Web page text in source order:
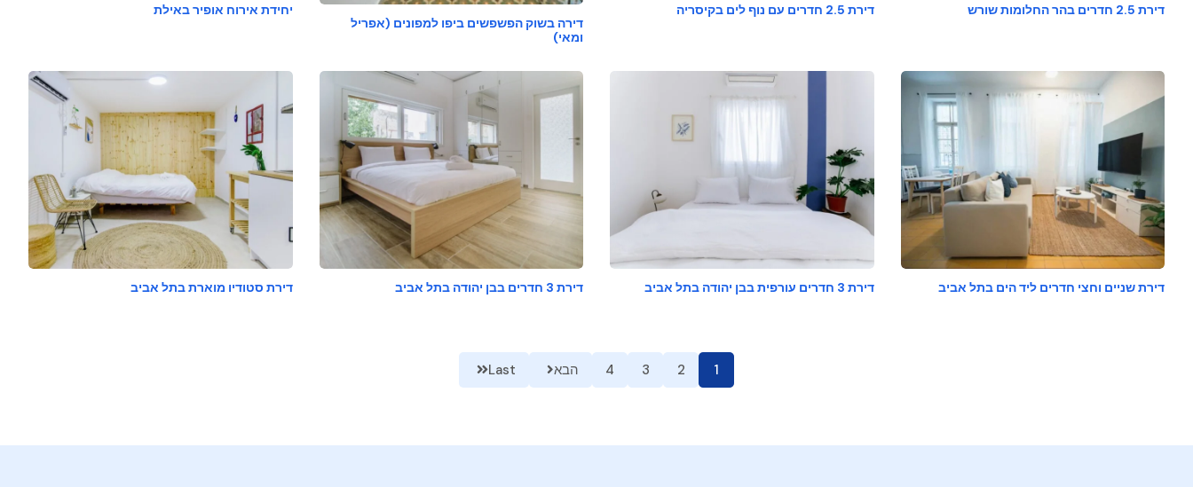
דירת 2.5 חדרים בהר החלומות שורש
דירת 2.5 חדרים עם נוף לים בקיסריה
דירה בשוק הפשפשים ביפו למפונים (אפריל
ומאי)
יחידת אירוח אופיר באילת
דירת שניים וחצי חדרים ליד הים בתל אביב דירת 3 חדרים עורפית בבן יהודה בתל אביב דירת 3 חדרים בבן יהודה בתל אביב דירת סטודיו מוארת בתל אביב
1
2
3
4 הבא Last